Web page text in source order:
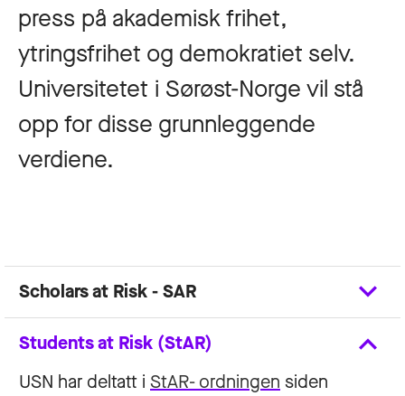
press på akademisk frihet,
ytringsfrihet og demokratiet selv.
Universitetet i Sørøst-Norge vil stå
opp for disse grunnleggende
verdiene.
Scholars at Risk - SAR
Students at Risk (StAR)
USN har deltatt i StAR- ordningen siden